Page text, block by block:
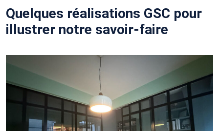
Quelques réalisations GSC pour
illustrer notre savoir-faire